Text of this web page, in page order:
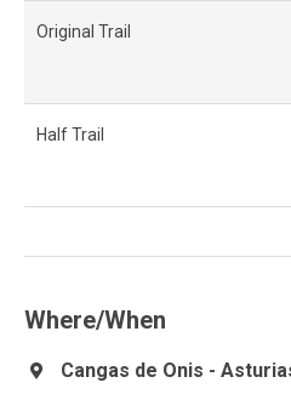
Original Trail
Half Trail
Where/When
Cangas de Onis -